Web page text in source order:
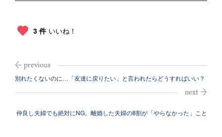
3 件 いいね！
別れたくないのに…「友達に戻りたい」と言われたらどうすればいい？
仲良し夫婦でも絶対にNG。離婚した夫婦の8割が「やらなかった」こと